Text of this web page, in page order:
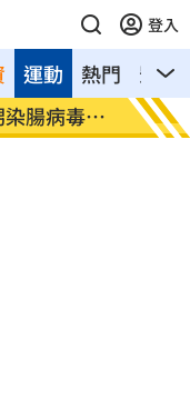
登入
熱門 影音
運動
腸病毒險
女律
曝